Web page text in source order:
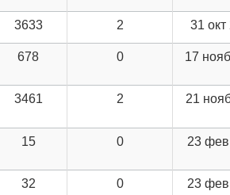
3633 2 31
678 0 17
3461 2 21
15 0 23
32 0 23